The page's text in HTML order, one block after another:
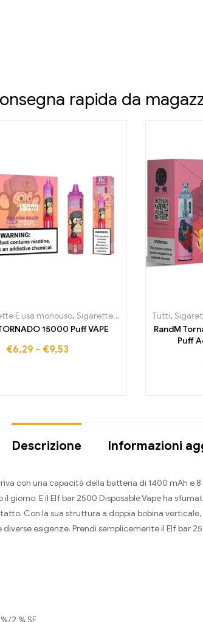
rapida da
usa e getta Portogallo,Sigarette E usa
E usa monouso, Sigarette elettroniche usa e getta Belgio
15000 Puff VAPE
€6,29 - €9,53
Tutti,
RandM
Puff
Descrizione Informazioni
con una capacità della batteria di 1400 mAh e
giorno. E il Elf bar 2500 Disposable Vape ha
Con la sua struttura a doppia bobina
esigenze. Prendi semplicemente il Elf bar
2 % SE